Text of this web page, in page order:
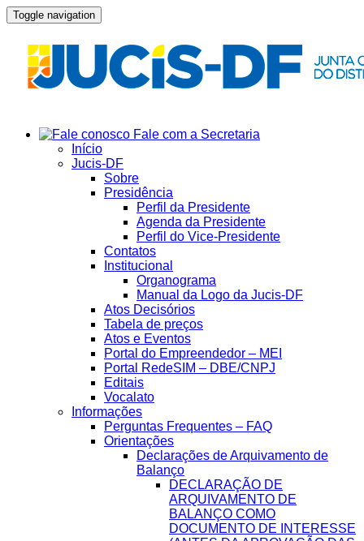
Toggle navigation
Fale com a Secretaria
Início
Jucis-DF
Sobre
Presidência
Perfil da Presidente
Agenda da Presidente
Perfil do Vice-Presidente
Contatos
Institucional
Organograma
Manual da Logo da Jucis-DF
Atos Decisórios
Tabela de preços
Atos e Eventos
Portal do Empreendedor – MEI
Portal RedeSIM – DBE/CNPJ
Editais
Vocalato
Informações
Perguntas Frequentes – FAQ
Orientações
Declarações de Arquivamento de
Balanço
DECLARAÇÃO DE
ARQUIVAMENTO DE
BALANÇO COMO
DOCUMENTO DE INTERESSE